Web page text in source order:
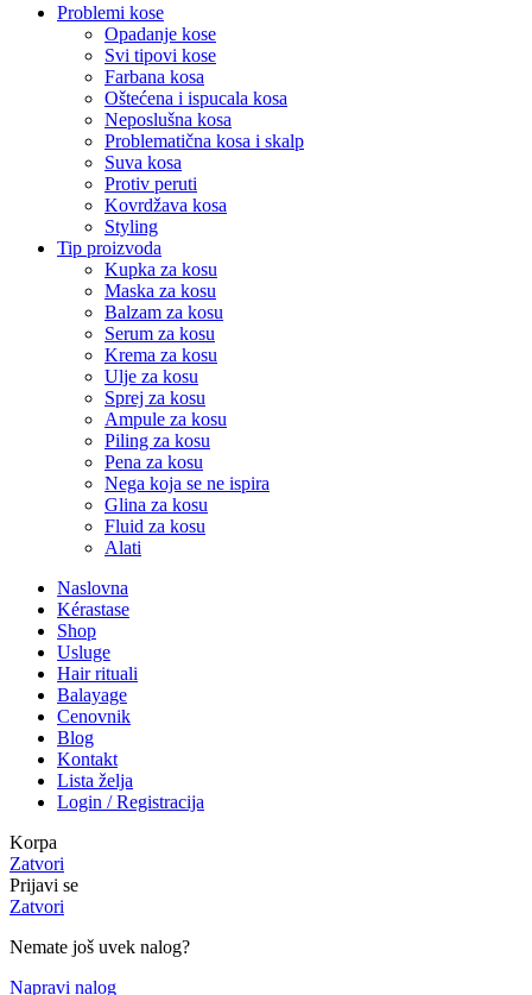
Problemi kose
Opadanje kose
Svi tipovi kose
Farbana kosa
Oštećena i ispucala kosa
Neposlušna kosa
Problematična kosa i skalp
Suva kosa
Protiv peruti
Kovrdžava kosa
Styling
Tip proizvoda
Kupka za kosu
Maska za kosu
Balzam za kosu
Serum za kosu
Krema za kosu
Ulje za kosu
Sprej za kosu
Ampule za kosu
Piling za kosu
Pena za kosu
Nega koja se ne ispira
Glina za kosu
Fluid za kosu
Alati
Naslovna
Kérastase
Shop
Usluge
Hair rituali
Balayage
Cenovnik
Blog
Kontakt
Lista želja
Login / Registracija
Korpa
Zatvori
Prijavi se
Zatvori
Nemate još uvek nalog?
Napravi nalog